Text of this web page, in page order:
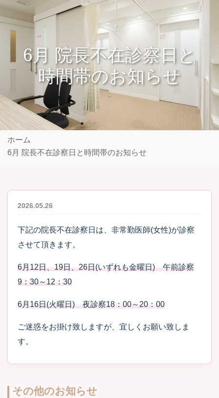
6月 院長不在診察日と
時間帯のお知らせ
ホーム
6月 院長不在診察日と時間帯のお知らせ
2026.05.26
下記の院長不在診察日は、非常勤医師(女性)が診察
させて頂きます。
6月12日、19日、26日(いずれも金曜日) 午前診察
9：30～12：30
6月16日(火曜日) 夜診察18：00～20：00
ご迷惑をお掛け致しますが、宜しくお願い致しま
す。
その他のお知らせ